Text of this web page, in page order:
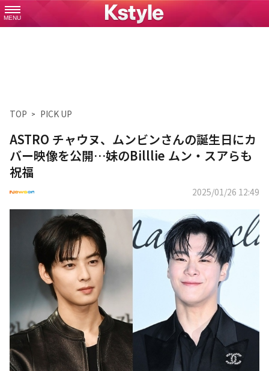
MENU
TOP PICK UP
ASTRO チャウヌ、ムンビンさんの誕生日にカ
バー映像を公開…妹のBilllie ムン・スアらも
祝福
2025/01/26 12:49